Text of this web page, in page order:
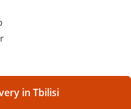
in Tbilisi